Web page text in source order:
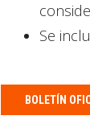
Se
BOLETÍN